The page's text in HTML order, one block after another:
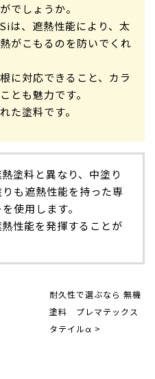
でしょうか。
は、遮熱性能により、太
がこもるのを防いでくれ
に対応できること、カラ
とも魅力です。
た塗料です。
塗料と異なり、中塗り
も遮熱性能を持った専
使用します。
性能を発揮することが
耐久性で選ぶなら 無機
塗料 プレマテックス
タテイルα >